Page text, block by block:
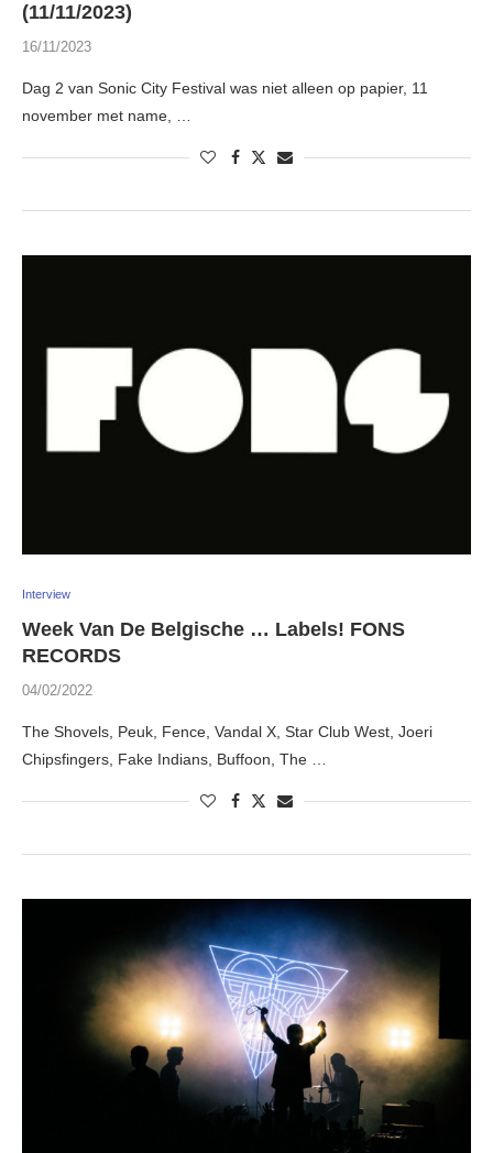
(11/11/2023)
16/11/2023
Dag 2 van Sonic City Festival was niet alleen op papier, 11
november met name, …
Interview
Week Van De Belgische … Labels! FONS
RECORDS
04/02/2022
The Shovels, Peuk, Fence, Vandal X, Star Club West, Joeri
Chipsfingers, Fake Indians, Buffoon, The …